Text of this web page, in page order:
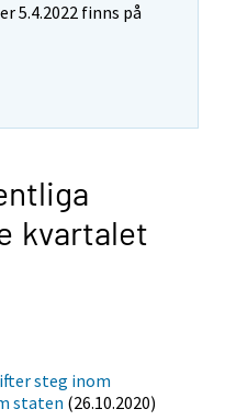
5.4.2022 finns på
kvartalet
steg inom
staten (26.10.2020)